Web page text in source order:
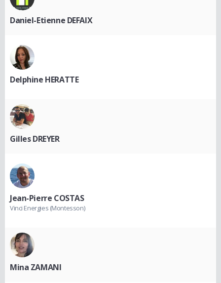
Daniel-Etienne DEFAIX
Delphine HERATTE
Gilles DREYER
Jean-Pierre COSTAS
Vinci Energies (Montesson)
Mina ZAMANI